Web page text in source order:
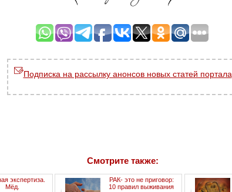
Подписка на рассылку анонсов новых статей портала
Смотрите также:
экспертиза.
Мёд.
РАК- это не приговор:
10 правил выживания